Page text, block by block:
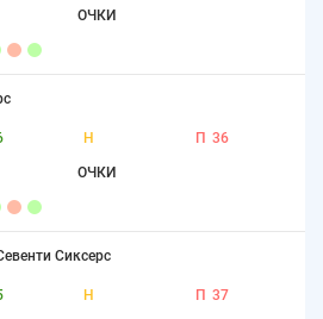
ОЧКИ
Н П 36
ОЧКИ
Сиксерс
Н П 37